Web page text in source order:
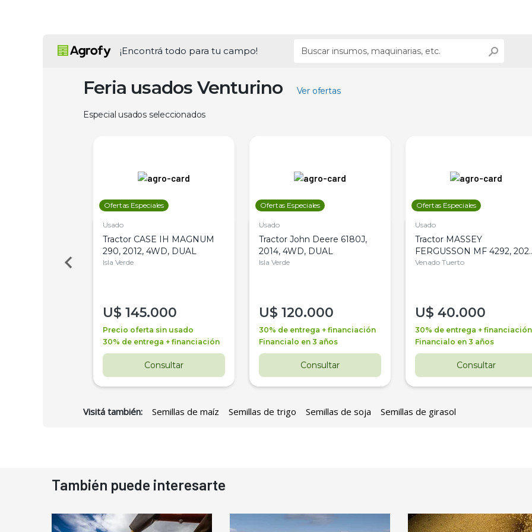
¡Encontrá todo para tu campo!
Feria usados Venturino Ver ofertas
Especial usados seleccionados
Ofertas Especiales
Usado
Tractor CASE IH MAGNUM
290, 2012, 4WD, DUAL
Isla Verde
U$ 145.000
Precio oferta sin usado
30% de entrega + financiación
Consultar
Ofertas Especiales
Usado
Tractor John Deere 6180J,
2014, 4WD, DUAL
Isla Verde
U$ 120.000
30% de entrega + financiación
Financialo en 3 años
Consultar
Ofertas Especiales
Usado
Tractor MASSEY
FERGUSSON MF 4292,
4WD, PATON
Venado Tuerto
U$ 40.000
30% de entrega + financiación
Financialo en 3 años
Consultar
Visitá también: Semillas de maíz Semillas de trigo Semillas de soja Semillas de girasol
También puede interesarte